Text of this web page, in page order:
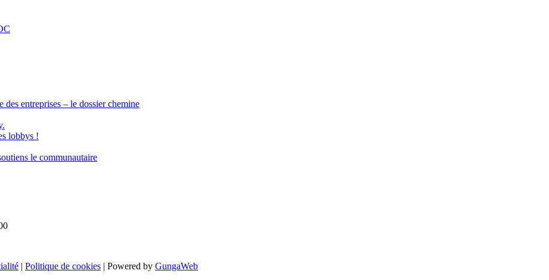
entreprises – le dossier chemine
lobbys !
le communautaire
| Politique de cookies | Powered by GungaWeb